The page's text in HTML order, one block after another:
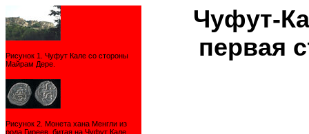
Рисунок 1. Чуфут Кале со стороны
Майрам Дере.
Рисунок 2. Монета хана Менгли из
рода Гиреев, битая на Чуфут Кале,
Чуфут-
первая